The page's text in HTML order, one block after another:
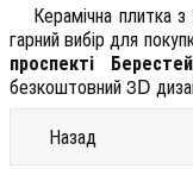
Керамічна плитка
гарний вибір для
проспекті
безкоштовний 3D
Назад